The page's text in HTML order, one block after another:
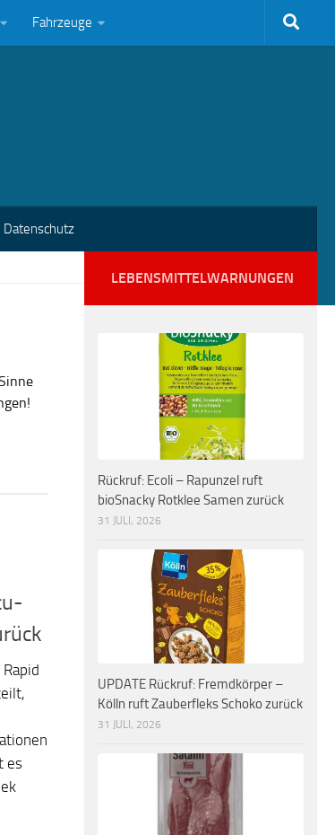
Fahrzeuge
Datenschutz
es
LEBENSMITTELWARNUNGEN
Rückruf: Ecoli – Rapunzel ruft
bioSnacky Rotklee Samen zurück
31 JULI, 2026
UPDATE Rückruf: Fremdkörper –
Kölln ruft Zauberfleks Schoko zurück
31 JULI, 2026